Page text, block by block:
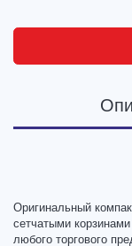
Оригинальный
сетчатыми
любого торгового